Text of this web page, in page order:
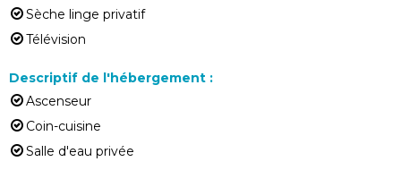
Sèche linge privatif
Télévision
Descriptif de l'hébergement :
Ascenseur
Coin-cuisine
Salle d'eau privée